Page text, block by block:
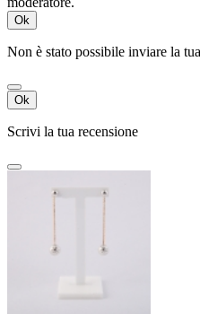
Ok
Non è stato possibile inviare la
Ok
Scrivi la tua recensione